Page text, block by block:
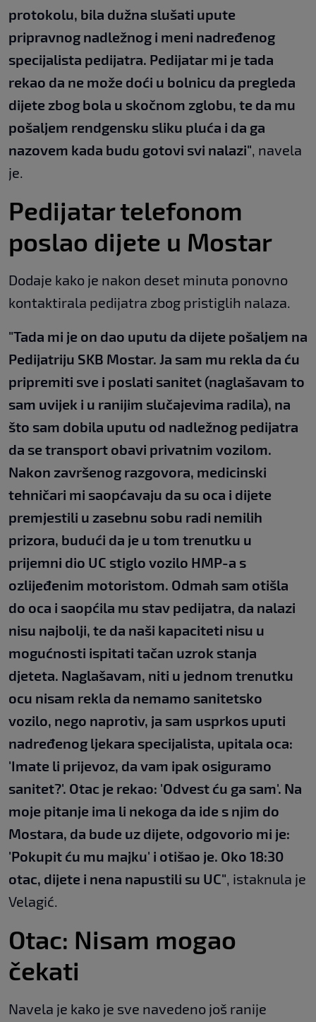
protokolu, bila dužna slušati upute
pripravnog nadležnog i meni nadređenog
specijalista pedijatra. Pedijatar mi je tada
rekao da ne može doći u bolnicu da pregleda
dijete zbog bola u skočnom zglobu, te da mu
pošaljem rendgensku sliku pluća i da ga
nazovem kada budu gotovi svi nalazi", navela
je.
Pedijatar telefonom
poslao dijete u Mostar
Dodaje kako je nakon deset minuta ponovno
kontaktirala pedijatra zbog pristiglih nalaza.
"Tada mi je on dao uputu da dijete pošaljem na
Pedijatriju SKB Mostar. Ja sam mu rekla da ću
pripremiti sve i poslati sanitet (naglašavam to
sam uvijek i u ranijim slučajevima radila), na
što sam dobila uputu od nadležnog pedijatra
da se transport obavi privatnim vozilom.
Nakon završenog razgovora, medicinski
tehničari mi saopćavaju da su oca i dijete
premjestili u zasebnu sobu radi nemilih
prizora, budući da je u tom trenutku u
prijemni dio UC stiglo vozilo HMP-a s
ozlijeđenim motoristom. Odmah sam otišla
do oca i saopćila mu stav pedijatra, da nalazi
nisu najbolji, te da naši kapaciteti nisu u
mogućnosti ispitati tačan uzrok stanja
djeteta. Naglašavam, niti u jednom trenutku
ocu nisam rekla da nemamo sanitetsko
vozilo, nego naprotiv, ja sam usprkos uputi
nadređenog ljekara specijalista, upitala oca:
'Imate li prijevoz, da vam ipak osiguramo
sanitet?'. Otac je rekao: 'Odvest ću ga sam'. Na
moje pitanje ima li nekoga da ide s njim do
Mostara, da bude uz dijete, odgovorio mi je:
'Pokupit ću mu majku' i otišao je. Oko 18:30
otac, dijete i nena napustili su UC", istaknula je
Velagić.
Otac: Nisam mogao
čekati
Navela je kako je sve navedeno još ranije